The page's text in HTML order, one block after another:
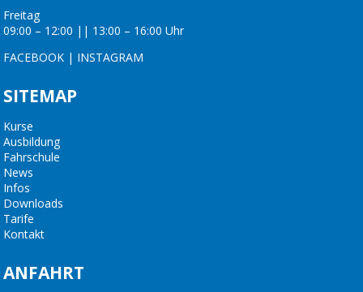
Freitag
09:00 – 12:00 || 13:00 – 16:00 Uhr
FACEBOOK | INSTAGRAM
SITEMAP
Kurse
Ausbildung
Fahrschule
News
Infos
Downloads
Tarife
Kontakt
ANFAHRT